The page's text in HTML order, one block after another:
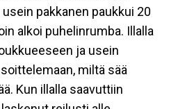
pakkanen paukkui 20
alkoi puhelinrumba. Illalla
ja usein
miltä sää
Kun illalla saavuttiin